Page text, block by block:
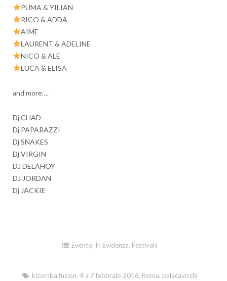
PUMA & YILIAN
RICO & ADDA
AIME
LAURENT & ADELINE
NICO & ALE
LUCA & ELISA
and more….
Dj CHAD
Dj PAPARAZZI
Dj SNAKES
Dj VIRGIN
DJ DELAHOY
DJ JORDAN
Dj JACKIE
Evento, In Evidenza, Festivals
kizomba fusion,4 a 7 febbraio 2016, Roma, palacavicchi